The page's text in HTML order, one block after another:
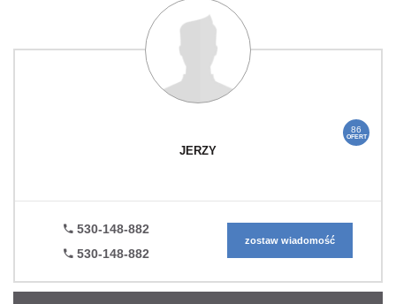
86
OFERT
JERZY
530-148-882
530-148-882
zostaw wiadomość